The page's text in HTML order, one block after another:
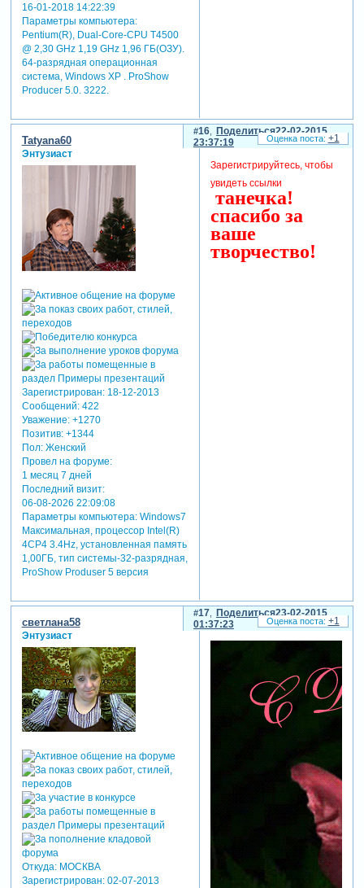
16-01-2018 14:22:39
Параметры компьютера:
Pentium(R), Dual-Core-CPU T4500
@ 2,30 GHz 1,19 GHz 1,96 ГБ(ОЗУ).
64-разрядная операционная
система, Windows XP . ProShow
Producer 5.0. 3222.
Поделиться
16
22-02-2015
23:37:19
Tatyana60
Энтузиаст
Зарегистрирован: 18-12-2013
Сообщений:422
Уважение: +1270
Позитив: +1344
Пол:Женский
Провел на форуме:
1 месяц 7 дней
Последний визит:
06-08-2026 22:09:08
Параметры компьютера:Windows7
Максимальная, процессор Intel(R)
4CP4 3.4Hz, установленная память
1,00ГБ, тип системы-32-разрядная,
ProShow Produser 5 версия
Зарегистрируйтесь, чтобы
увидеть ссылки
танечка!
спасибо за
ваше
творчество!
+1
Поделиться
17
23-02-2015
01:37:23
светлана58
Энтузиаст
Откуда:МОСКВА
Зарегистрирован: 02-07-2013
+1